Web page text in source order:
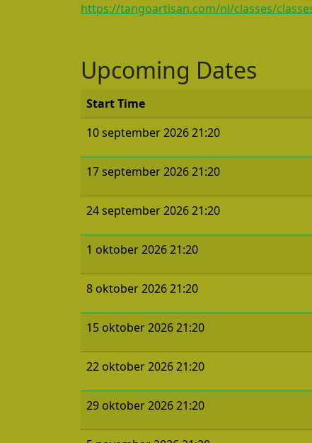
https://tangoartisan.com/nl/classes/
Upcoming Dates
Start Time
10 september 2026 21:20
17 september 2026 21:20
24 september 2026 21:20
1 oktober 2026 21:20
8 oktober 2026 21:20
15 oktober 2026 21:20
22 oktober 2026 21:20
29 oktober 2026 21:20